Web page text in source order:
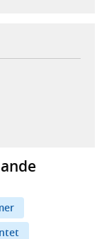
webbplats,
webbplats,